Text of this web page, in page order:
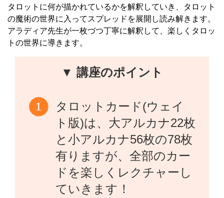
タロットに何が描かれているかを解釈していき、タロット
の魔術の世界に入ってスプレッドを展開し読み解きます。
アラディア先生が一枚づつ丁寧に解釈して、楽しくタロッ
トの世界に導きます。
▼ 講座のポイント
タロットカード(ウェイ
ト版)は、大アルカナ22枚
と小アルカナ56枚の78枚
有りますが、全部のカー
ドを楽しくレクチャーし
ていきます！